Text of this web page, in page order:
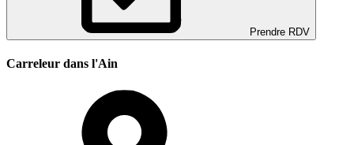
Prendre RDV
Carreleur dans l'Ain